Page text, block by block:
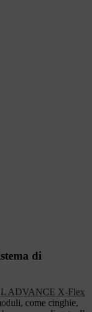
di
ADVANCE X-Flex
come cinghie,